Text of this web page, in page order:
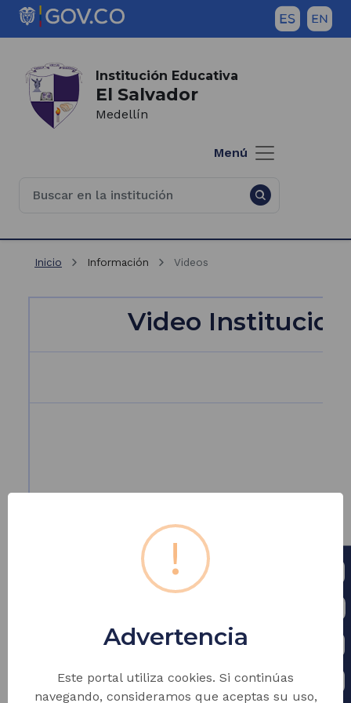
Saltar al contenido principal
(Este
abrirá
una
nueva
pestaña)
Institución Educativa
El Salvador
Medellín
Menú
Inicio del contenido principal
Inicio Información Videos
Video
!
Advertencia
Este portal utiliza cookies. Si continúas
navegando, consideramos que aceptas su uso,